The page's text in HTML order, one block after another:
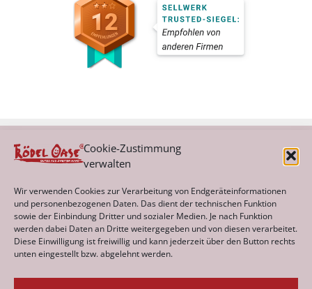
Cookie-Zustimmung
verwalten
Wir verwenden Cookies zur Verarbeitung von Endgeräteinformationen
und personenbezogenen Daten. Das dient der technischen Funktion
sowie der Einbindung Dritter und sozialer Medien. Je nach Funktion
werden dabei Daten an Dritte weitergegeben und von diesen verarbeitet.
Diese Einwilligung ist freiwillig und kann jederzeit über den Button rechts
unten eingestellt bzw. abgelehnt werden.
Archiv